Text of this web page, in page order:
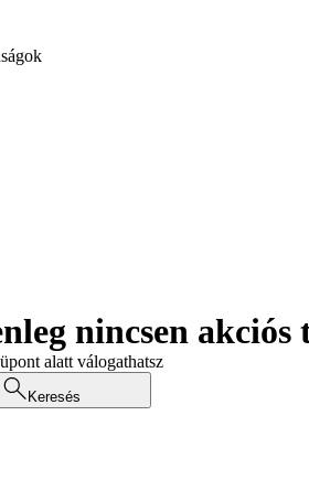
nincsen akciós
alatt válogathatsz
Keresés